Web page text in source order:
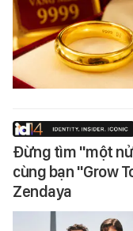
Đừng tìm "một
cùng bạn "Grow
Zendaya